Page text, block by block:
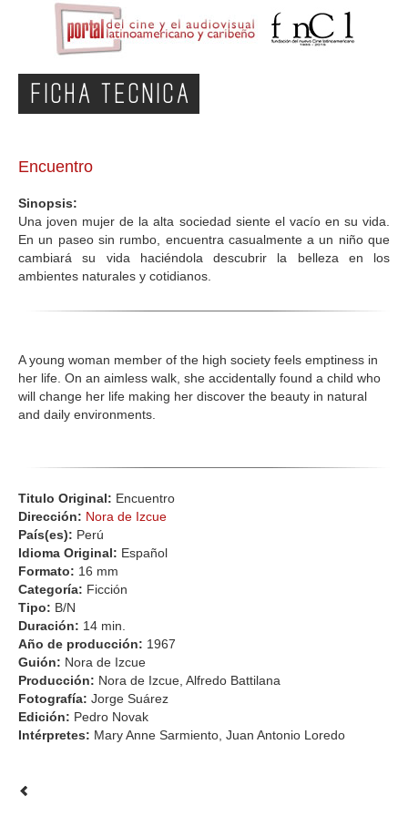
FICHA TECNICA
Encuentro
Sinopsis:
Una joven mujer de la alta sociedad siente el vacío en su vida.
En un paseo sin rumbo, encuentra casualmente a un niño que
cambiará su vida haciéndola descubrir la belleza en los
ambientes naturales y cotidianos.
A young woman member of the high society feels emptiness in
her life. On an aimless walk, she accidentally found a child who
will change her life making her discover the beauty in natural
and daily environments.
Titulo Original: Encuentro
Dirección: Nora de Izcue
País(es): Perú
Idioma Original: Español
Formato: 16 mm
Categoría: Ficción
Tipo: B/N
Duración: 14 min.
Año de producción: 1967
Guión: Nora de Izcue
Producción: Nora de Izcue, Alfredo Battilana
Fotografía: Jorge Suárez
Edición: Pedro Novak
Intérpretes: Mary Anne Sarmiento, Juan Antonio Loredo